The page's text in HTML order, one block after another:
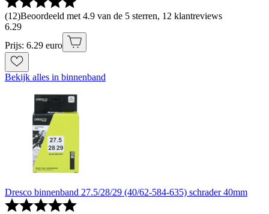
(12)Beoordeeld met 4.9 van de 5 sterren, 12 klantreviews
6.29
Prijs: 6.29 euro
Bekijk alles in binnenband
Dresco binnenband 27.5/28/29 (40/62-584-635) schrader 40mm